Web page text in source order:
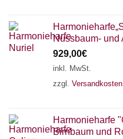
Nussbaum- und
929,00€
inkl. MwSt.
zzgl. Versandkosten
Harmonieharfe
Birnbaum und